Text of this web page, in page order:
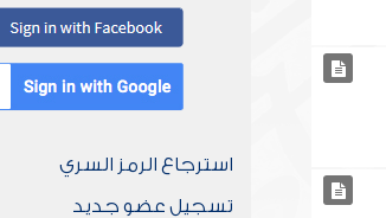
استرجاع الرمز السري
تسجيل عضو جديد